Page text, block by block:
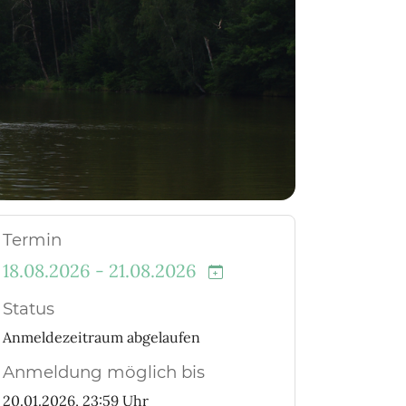
Termin
18.08.2026 - 21.08.2026
Status
Anmeldezeitraum abgelaufen
Anmeldung möglich bis
20.01.2026, 23:59 Uhr